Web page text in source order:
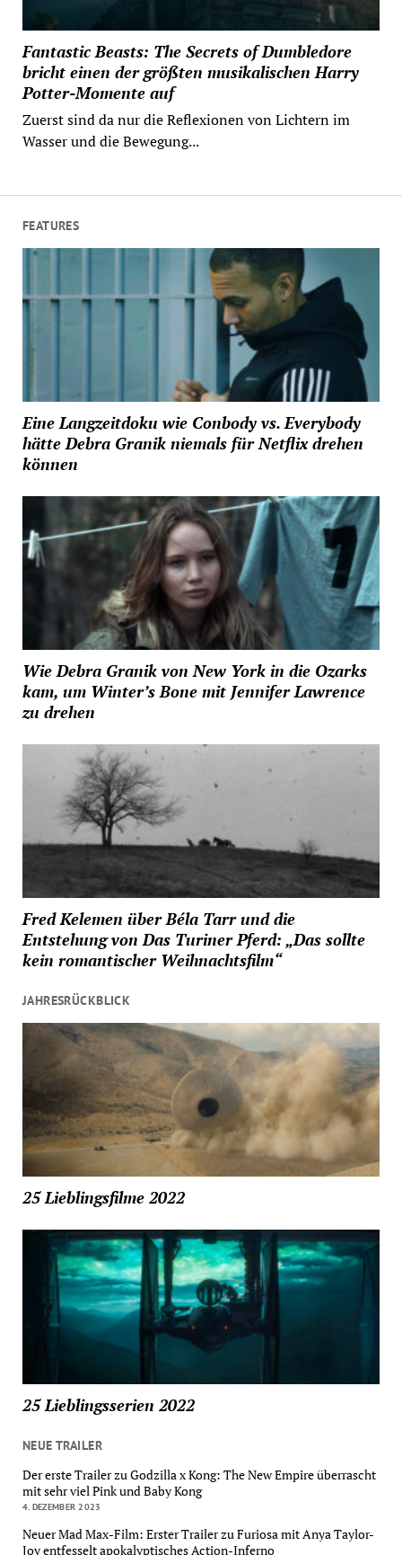
Fantastic Beasts: The Secrets of Dumbledore
bricht einen der größten musikalischen Harry
Potter-Momente auf
Zuerst sind da nur die Reflexionen von Lichtern im
Wasser und die Bewegung...
FEATURES
Eine Langzeitdoku wie Conbody vs. Everybody
hätte Debra Granik niemals für Netflix drehen
können
Wie Debra Granik von New York in die Ozarks
kam, um Winter’s Bone mit Jennifer Lawrence
zu drehen
Fred Kelemen über Béla Tarr und die
Entstehung von Das Turiner Pferd: „Das sollte
kein romantischer Weihnachtsfilm“
JAHRESRÜCKBLICK
25 Lieblingsfilme 2022
25 Lieblingsserien 2022
NEUE TRAILER
Der erste Trailer zu Godzilla x Kong: The New Empire überrascht
mit sehr viel Pink und Baby Kong
4. DEZEMBER 2023
Neuer Mad Max-Film: Erster Trailer zu Furiosa mit Anya Taylor-
Joy entfesselt apokalyptisches Action-Inferno